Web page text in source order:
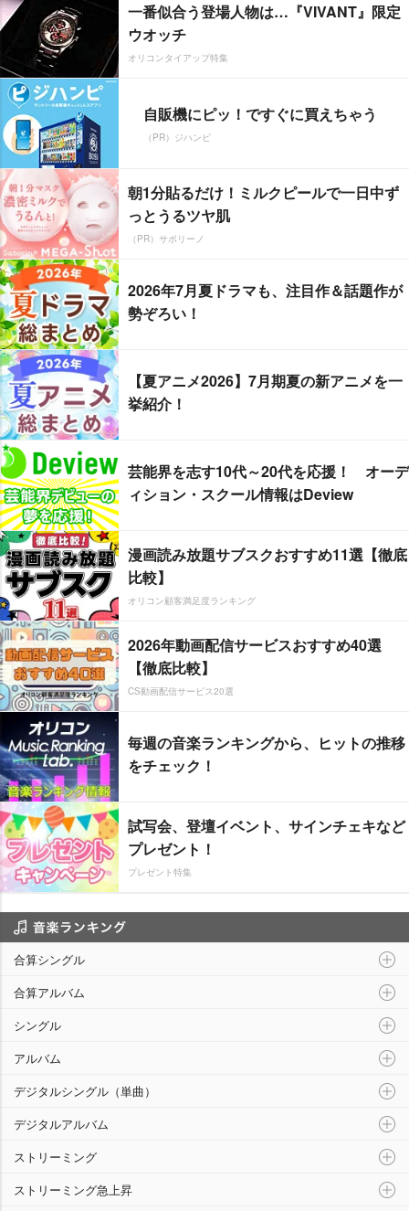
一番似合う登場人物は…『VIVANT』限定
ウオッチ
オリコンタイアップ特集
自販機にピッ！ですぐに買えちゃう
（PR）ジハンピ
朝1分貼るだけ！ミルクピールで一日中ず
っとうるツヤ肌
（PR）サボリーノ
2026年7月夏ドラマも、注目作＆話題作が
勢ぞろい！
【夏アニメ2026】7月期夏の新アニメを一
挙紹介！
芸能界を志す10代～20代を応援！ オーデ
ィション・スクール情報はDeview
漫画読み放題サブスクおすすめ11選【徹底
比較】
オリコン顧客満足度ランキング
2026年動画配信サービスおすすめ40選
【徹底比較】
CS動画配信サービス20選
毎週の音楽ランキングから、ヒットの推移
をチェック！
試写会、登壇イベント、サインチェキなど
プレゼント！
プレゼント特集
合算シングル
合算アルバム
シングル
アルバム
デジタルシングル（単曲）
デジタルアルバム
ストリーミング
ストリーミング急上昇